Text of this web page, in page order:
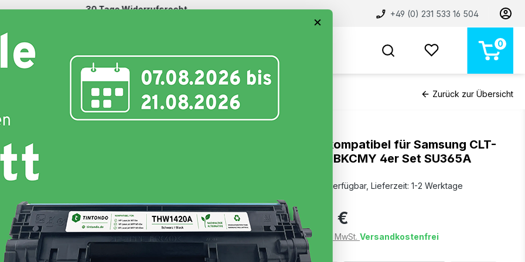
30 Tage Widerrufsrecht +49 (0) 231 533 16 504
0
Toner
Zurück zur Übersicht
Hersteller :
Grundpreis:
Produkttyp:
Magenta, Yellow
Weitere Variationen:
35,69 €
Toner kompatibel für Samsung CLT-
P404C BKCMY 4er Set SU365A
Sofort verfügbar, Lieferzeit: 1-2 Werktage
99,99 €
Preise inkl. MwSt. Versandkostenfrei
STORE
×